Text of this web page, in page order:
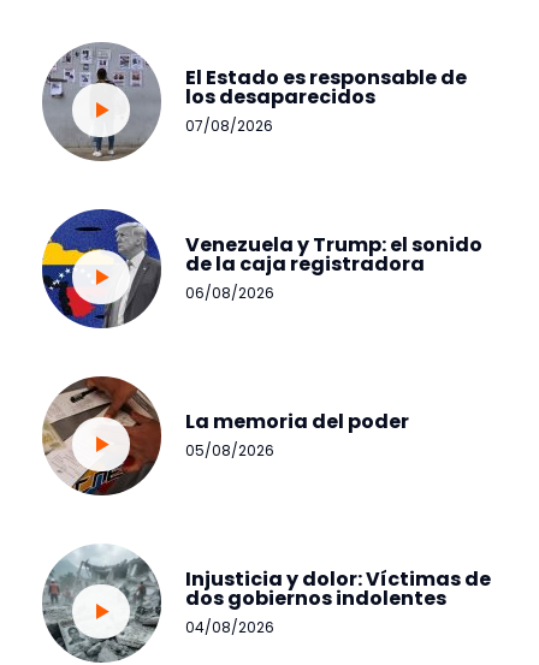
El Estado es responsable de
los desaparecidos
07/08/2026
Venezuela y Trump: el sonido
de la caja registradora
06/08/2026
La memoria del poder
05/08/2026
Injusticia y dolor: Víctimas de
dos gobiernos indolentes
04/08/2026